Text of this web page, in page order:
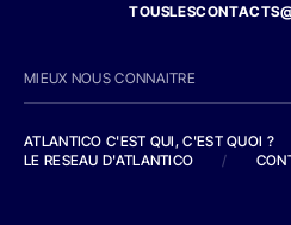
MIEUX NOUS CONNAITRE
ATLANTICO C'EST QUI, C'EST QUOI ?
LE RESEAU D'ATLANTICO
/